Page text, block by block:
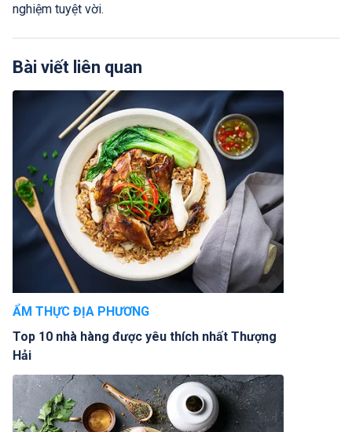
nghiệm tuyệt vời.
Bài viết liên quan
ẨM THỰC ĐỊA PHƯƠNG
Top 10 nhà hàng được yêu thích nhất Thượng
Hải